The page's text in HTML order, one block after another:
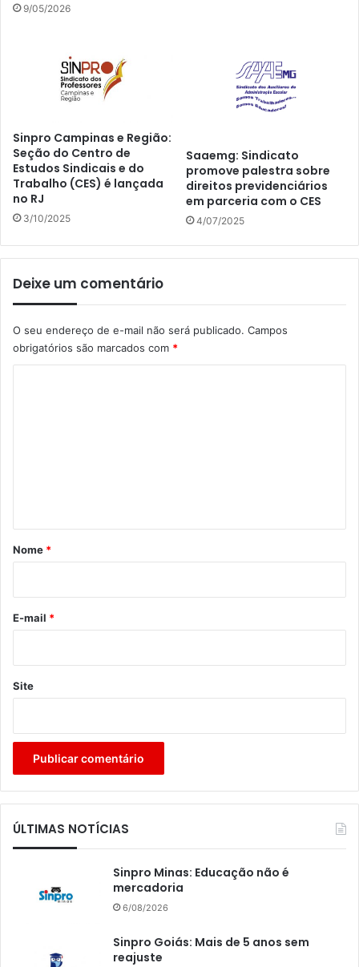
9/05/2026
Sinpro Campinas e Região:
Seção do Centro de
Estudos Sindicais e do
Trabalho (CES) é lançada
no RJ
3/10/2025
Saaemg: Sindicato
promove palestra sobre
direitos previdenciários
em parceria com o CES
4/07/2025
Deixe um comentário
O seu endereço de e-mail não será publicado. Campos
obrigatórios são marcados com *
r
*
Nome *
E-mail *
Site
ÚLTIMAS NOTÍCIAS
Sinpro Minas: Educação não é
mercadoria
6/08/2026
Sinpro Goiás: Mais de 5 anos sem
reajuste